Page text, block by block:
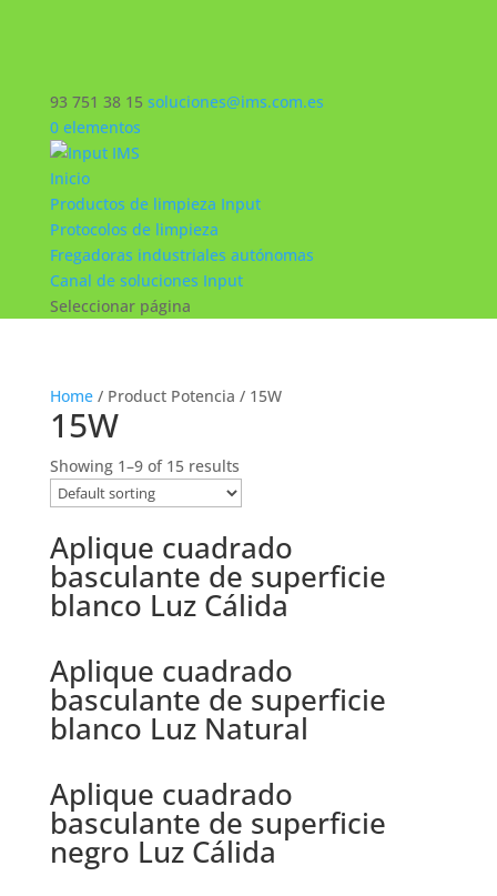
93 751 38 15 soluciones@ims.com.es
0 elementos
Inicio
Productos de limpieza Input
Protocolos de limpieza
Fregadoras industriales autónomas
Canal de soluciones Input
Seleccionar página
Home/ Product Potencia / 15W
15W
Showing 1–9 of 15 results
Aplique cuadrado
basculante de superficie
blanco Luz Cálida
Aplique cuadrado
basculante de superficie
blanco Luz Natural
Aplique cuadrado
basculante de superficie
negro Luz Cálida